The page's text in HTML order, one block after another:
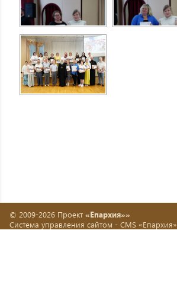
© 2009-2026 Проект «Епархия»»
Система управления сайтом - CMS «Епархия»